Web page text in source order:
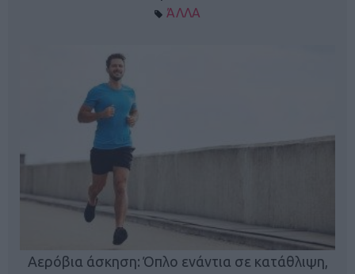
ΆΛΛΑ
Αερόβια άσκηση: Όπλο ενάντια σε κατάθλιψη,